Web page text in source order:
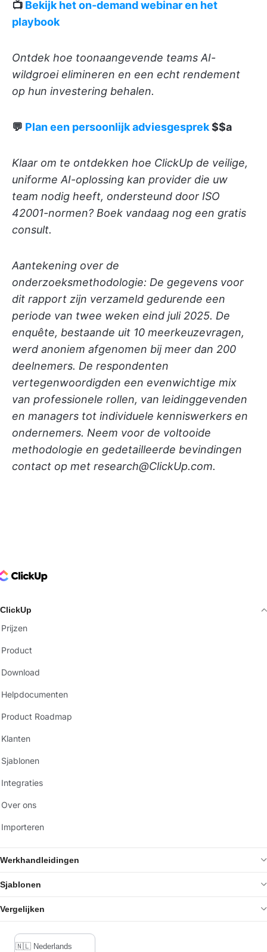
📺 Bekijk het on-demand webinar en het
playbook
Ontdek hoe toonaangevende teams AI-
wildgroei elimineren en een echt rendement
op hun investering behalen.
💬 Plan een persoonlijk adviesgesprek$$a
Klaar om te ontdekken hoe ClickUp de veilige,
uniforme AI-oplossing kan provider die uw
team nodig heeft, ondersteund door ISO
42001-normen? Boek vandaag nog een gratis
consult.
Aantekening over de
onderzoeksmethodologie: De gegevens voor
dit rapport zijn verzameld gedurende een
periode van twee weken eind juli 2025. De
enquête, bestaande uit 10 meerkeuzevragen,
werd anoniem afgenomen bij meer dan 200
deelnemers. De respondenten
vertegenwoordigden een evenwichtige mix
van professionele rollen, van leidinggevenden
en managers tot individuele kenniswerkers en
ondernemers. Neem voor de voltooide
methodologie en gedetailleerde bevindingen
contact op met research@ClickUp.com.
Logo
ClickUp
Prijzen
Product
Download
Helpdocumenten
Product Roadmap
Klanten
Sjablonen
Integraties
Over ons
Importeren
Werkhandleidingen
Sjablonen
Vergelijken